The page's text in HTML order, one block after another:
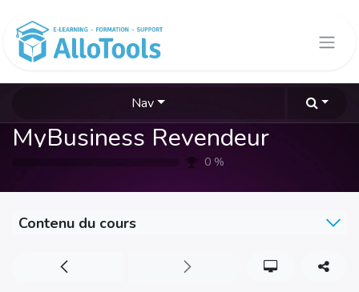
Nav
MyBusiness Revendeur
0 %
Contenu du cours